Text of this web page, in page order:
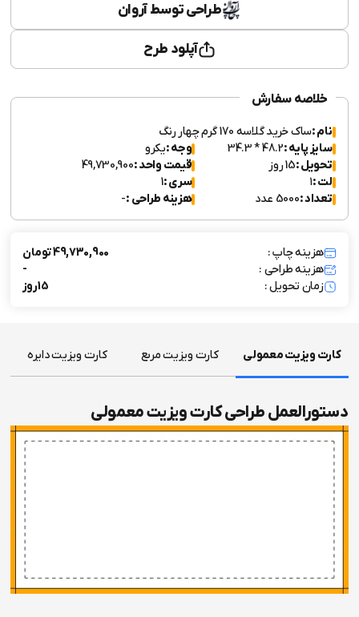
طراحی توسط آروان
آپلود طرح
خلاصه سفارش
نام :ساک خرید گلاسه 170 گرم چهار رنگ
سایز پایه :48.2 * 34.3 وجه :یکرو
تحویل :15 روز قیمت واحد :49,730,900
لت :۱ سری :1
تعداد :5000 عدد هزینه طراحی :-
هزینه چاپ :
49,730,900 تومان
هزینه طراحی :
-
زمان تحویل :
15 روز
کارت ویزیت معمولی کارت ویزیت مربع کارت ویزیت دایره
دستورالعمل طراحی کارت ویزیت معمولی